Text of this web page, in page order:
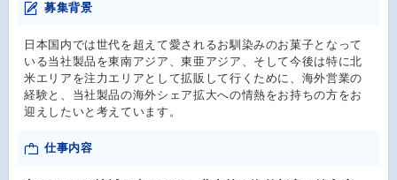
募集背景
日本国内では世代を超えて愛されるお馴染みのお菓子となって
いる当社製品を東南アジア、東亜アジア、そして今後は特に北
米エリアを注力エリアとして拡販して行くために、海外営業の
経験と、当社製品の海外シェア拡大への情熱をお持ちの方をお
迎えしたいと考えています。
仕事内容